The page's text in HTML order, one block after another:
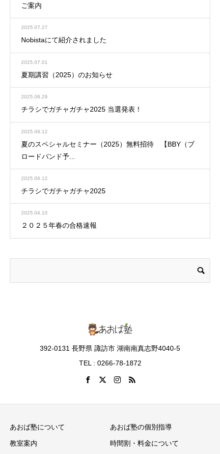
ご案内
2025.07.27
Nobistaにて紹介されました
2025.07.01
夏期講習（2025）のお知らせ
2025.06.29
チラシでガチャガチャ2025 当選発表！
2025.06.12
夏のスペシャルセミナー（2025）無料招待 【BBY（ブ
ロードバンド予...
2025.06.12
チラシでガチャガチャ2025
2025.04.10
２０２５年春の合格速報
392-0131 長野県 諏訪市 湖南南真志野4040-5
TEL : 0266-78-1872
あおば塾について あおば塾の個別指導
教室案内 時間割・料金について